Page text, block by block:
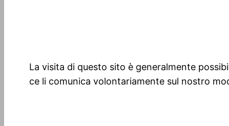
La visita di questo sito è generalmente
ce li comunica volontariamente sul nostro